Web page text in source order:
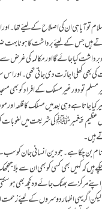
اسلام تو آیا ہی ان کی اصلاح کے لیئے
جس کے لیئے برداشت کا ہونا
برداشت کیا جائے گا اور مکالمہ کی
کی بھی کھلی اجازت دی جاتی تھی۔ اور
تو دور غیر مسلک کے افراد کو بھی
کیا جاتا ہے وہی بعد میں مسلک کا
عظیم پیغمبر ﷺ کی شریعت میں لغو
ہیں۔
بن چکا ہے۔ جو دین انسانی جان کو
کہ کہیں بھی کسی کو بھی ان سے بلا
مرکز سے بھٹک جائے وہ کچھ بھی ہو
یہی اظہار دوسروں کے لیئے زحمت